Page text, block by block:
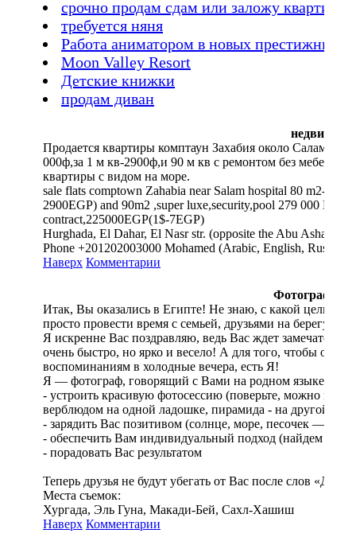
срочно продам сдам или заложу квартиру
требуется няня
Работа аниматором в новых престижных
Moon Valley Resort
Детские книжки
продам диван
Продается квартиры комптаун Захабия около Салам
000ф,за 1 м кв-2900ф,и 90 м кв с ремонтом без мебели, 1
квартиры с видом на море.
sale flats comptown Zahabia near Salam hospital 80 m2-
2900EGP) and 90m2 ,super luxe,security,pool 279 000
contract,225000EGP(1$-7EGP)
Hurghada, El Dahar, El Nasr str. (opposite the Abu Ashara
Phone +201202003000 Mohamed (Arabic, English, Russian)
Наверх Комментарии
Фотограф в
Итак, Вы оказались в Египте! Не знаю, с какой целью:
просто провести время с семьей, друзьями на берегу
Я искренне Вас поздравляю, ведь Вас ждет
очень быстро, но ярко и весело! А для того, чтобы
воспоминаниям в холодные вечера, есть Я!
Я — фотограф, говорящий с Вами на родном языке,
- устроить красивую фотосессию (поверьте, можно
верблюдом на одной ладошке, пирамида - на другой»,
- зарядить Вас позитивом (солнце, море, песочек —
- обеспечить Вам индивидуальный подход (найдем
- порадовать Вас результатом
Теперь друзья не будут убегать от Вас после слов
Места съемок:
Хургада, Эль Гуна, Макади-Бей, Сахл-Хашиш
Наверх Комментарии